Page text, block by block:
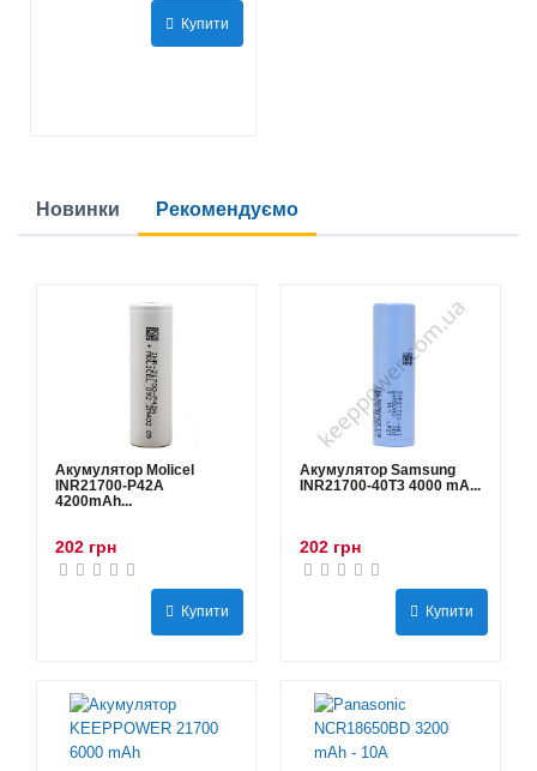
Купити
Новинки Рекомендуємо
Акумулятор Molicel
INR21700-P42A
4200mAh...
202 грн
Купити
Акумулятор Samsung
INR21700-40T3 4000 mA...
202 грн
Купити